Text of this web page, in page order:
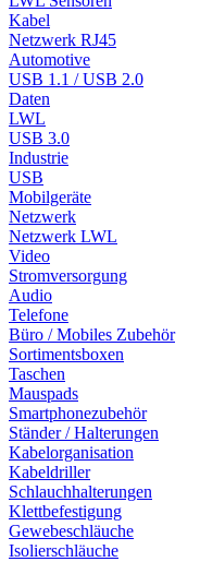
Kabel
Netzwerk RJ45
Automotive
USB 1.1 / USB 2.0
Daten
LWL
USB 3.0
Industrie
USB
Mobilgeräte
Netzwerk
Netzwerk LWL
Video
Stromversorgung
Audio
Telefone
Büro / Mobiles Zubehör
Sortimentsboxen
Taschen
Mauspads
Smartphonezubehör
Ständer / Halterungen
Kabelorganisation
Kabeldriller
Schlauchhalterungen
Klettbefestigung
Gewebeschläuche
Isolierschläuche